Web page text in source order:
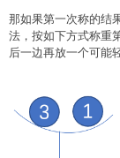
那如果第一次称的结
法，按如下方式称重
后一边再放一个可能